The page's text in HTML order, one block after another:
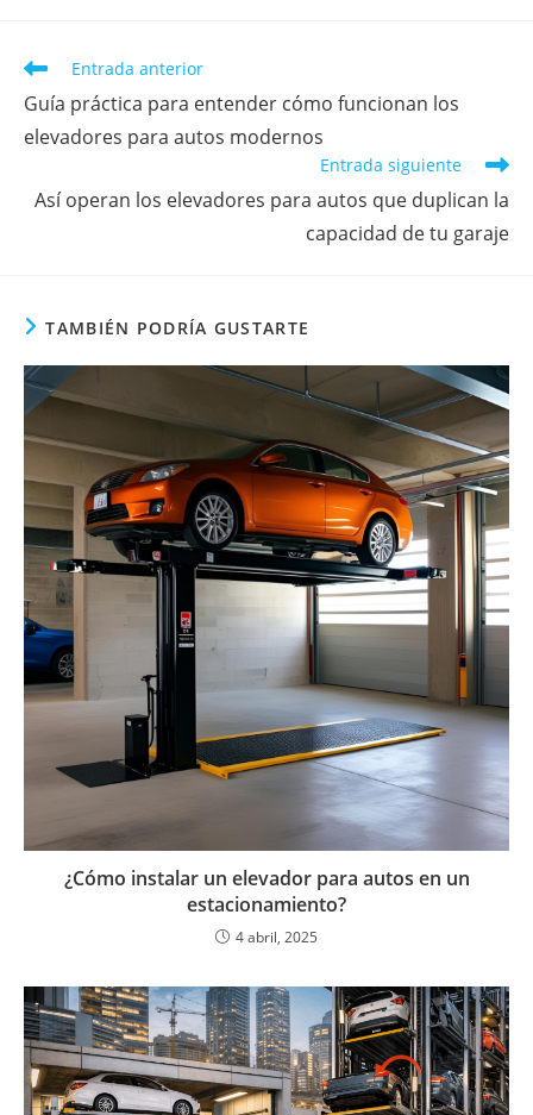
Entrada anterior
Guía práctica para entender cómo funcionan los
elevadores para autos modernos
Entrada siguiente
Así operan los elevadores para autos que duplican la
capacidad de tu garaje
TAMBIÉN PODRÍA GUSTARTE
¿Cómo instalar un elevador para autos en un
estacionamiento?
4 abril, 2025